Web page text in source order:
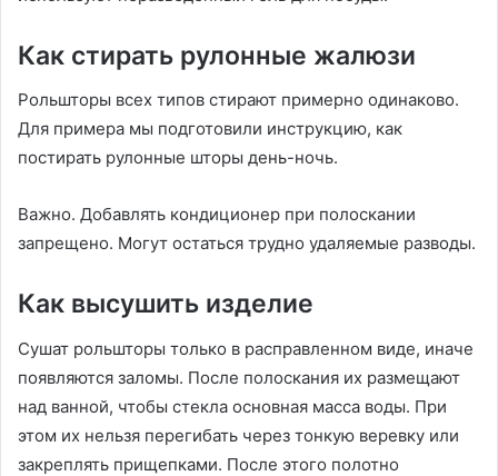
Как стирать рулонные жалюзи
Рольшторы всех типов стирают примерно одинаково.
Для примера мы подготовили инструкцию, как
постирать рулонные шторы день-ночь.
Важно. Добавлять кондиционер при полоскании
запрещено. Могут остаться трудно удаляемые разводы.
Как высушить изделие
Сушат рольшторы только в расправленном виде, иначе
появляются заломы. После полоскания их размещают
над ванной, чтобы стекла основная масса воды. При
этом их нельзя перегибать через тонкую веревку или
закреплять прищепками. После этого полотно